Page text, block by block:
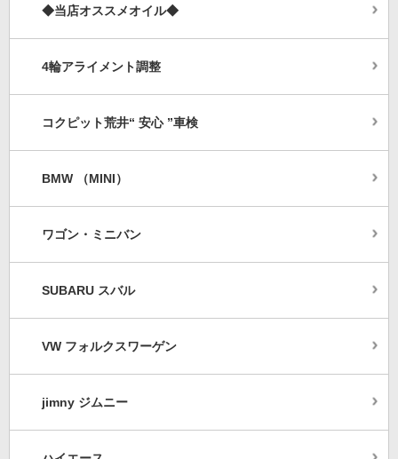
◆当店オススメオイル◆
4輪アライメント調整
コクピット荒井“ 安心 ”車検
BMW （MINI）
ワゴン・ミニバン
SUBARU スバル
VW フォルクスワーゲン
jimny ジムニー